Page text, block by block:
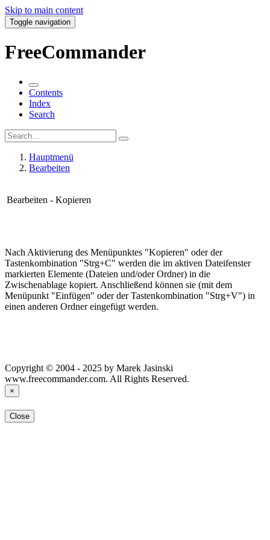
Skip to main content
Toggle navigation
FreeCommander
Contents
Index
Search
Hauptmenü
Bearbeiten
Bearbeiten - Kopieren
Nach Aktivierung des Menüpunktes "Kopieren" oder der
Tastenkombination "Strg+C" werden die im aktiven Dateifenster
markierten Elemente (Dateien und/oder Ordner) in die
Zwischenablage kopiert. Anschließend können sie (mit dem
Menüpunkt "Einfügen" oder der Tastenkombination "Strg+V") in
einen anderen Ordner eingefügt werden.
Copyright © 2004 - 2025 by Marek Jasinski
www.freecommander.com. All Rights Reserved.
×
Close